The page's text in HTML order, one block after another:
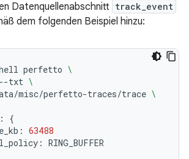
Datenquellenabschnitt track_event
dem folgenden Beispiel hinzu:
perfetto \
--txt \
misc/perfetto-traces/trace \
{
63488